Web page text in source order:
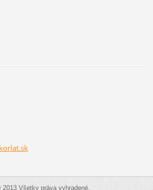
orlat.sk
2013 Všetky práva vyhradené.